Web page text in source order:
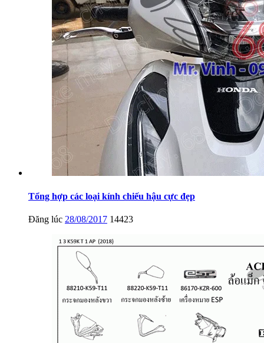
Tổng hợp các loại kính chiếu hậu cực đẹp
Đăng lúc 28/08/2017 14423